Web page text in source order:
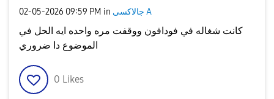
‎02-05-2026 09:59 PM in جالاكسى A
كانت شغاله في فودافون ووقفت مره واحده ايه الحل في
الموضوع دا ضروري
0 Likes